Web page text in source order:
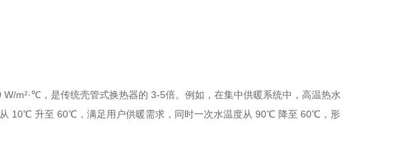
m²·℃，是传统壳管式换热器的 3-5倍。例如，在集中供暖系统中，高温热水
从 10℃ 升至 60℃，满足用户供暖需求，同时一次水温度从 90℃ 降至 60℃，形